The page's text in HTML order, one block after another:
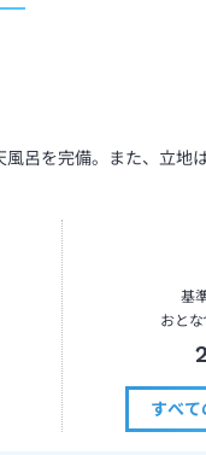
呂を完備。また、立地
基
おとな
すべて